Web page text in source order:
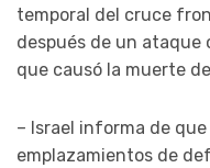
temporal del cruce
después de un ataque
que causó la muerte
– Israel informa de
emplazamientos de